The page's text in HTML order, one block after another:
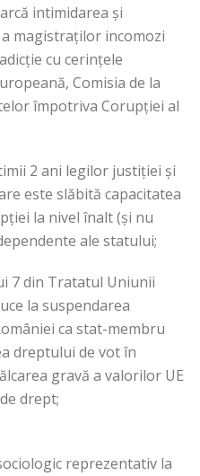
intimidarea și
magistraților incomozi
cu cerințele
Comisia de la
împotriva Corupției al
2 ani legilor justiției și
este slăbită capacitatea
la nivel înalt (și nu
ale statului;
7 din Tratatul Uniunii
la suspendarea
ca stat-membru
dreptului de vot în
gravă a valorilor UE
drept;
reprezentativ la